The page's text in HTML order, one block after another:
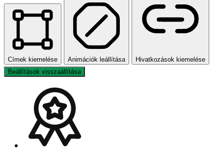
Címek kiemelése Animációk leállítása
Hivatkozások kiemelése
Beállítások visszaállítása